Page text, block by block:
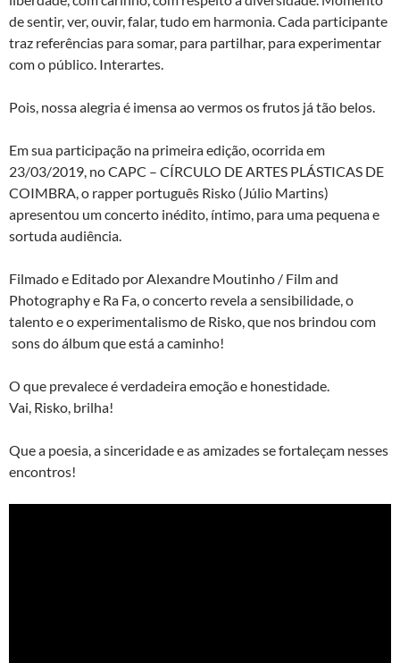
de sentir, ver, ouvir, falar, tudo em harmonia. Cada participante
traz referências para somar, para partilhar, para experimentar
com o público. Interartes.
Pois, nossa alegria é imensa ao vermos os frutos já tão belos.
Em sua participação na primeira edição, ocorrida em
23/03/2019, no CAPC – CÍRCULO DE ARTES PLÁSTICAS DE
COIMBRA, o rapper português Risko (Júlio Martins)
apresentou um concerto inédito, íntimo, para uma pequena e
sortuda audiência.
Filmado e Editado por Alexandre Moutinho / Film and
Photography e Ra Fa, o concerto revela a sensibilidade, o
talento e o experimentalismo de Risko, que nos brindou com
sons do álbum que está a caminho!
O que prevalece é verdadeira emoção e honestidade.
Vai, Risko, brilha!
Que a poesia, a sinceridade e as amizades se fortaleçam nesses
encontros!